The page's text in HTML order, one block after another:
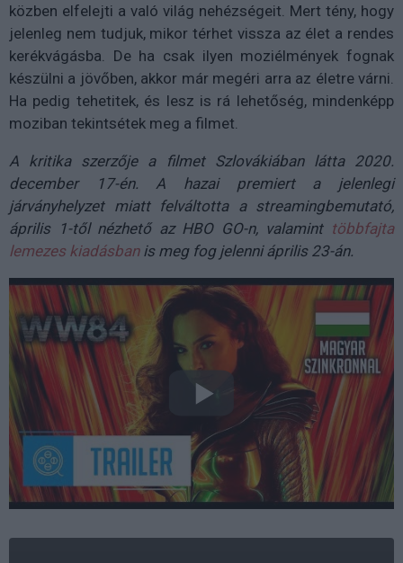
közben elfelejti a való világ nehézségeit. Mert tény, hogy
jelenleg nem tudjuk, mikor térhet vissza az élet a rendes
kerékvágásba. De ha csak ilyen moziélmények fognak
készülni a jövőben, akkor már megéri arra az életre várni.
Ha pedig tehetitek, és lesz is rá lehetőség, mindenképp
moziban tekintsétek meg a filmet.
A kritika szerzője a filmet Szlovákiában látta 2020.
december 17-én. A hazai premiert a jelenlegi
járványhelyzet miatt felváltotta a streamingbemutató,
április 1-től nézhető az HBO GO-n, valamint többfajta
lemezes kiadásbanis meg fog jelenni április 23-án.